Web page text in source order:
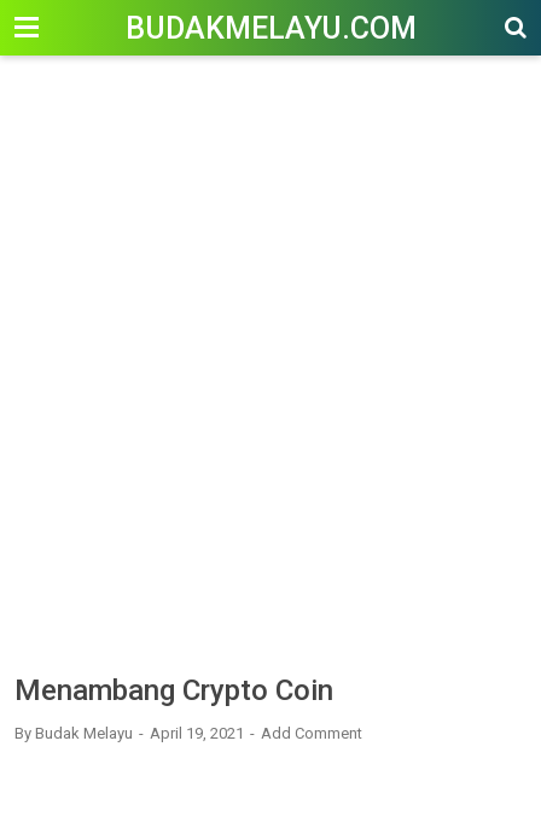
--> BUDAKMELAYU.COM
Menambang Crypto Coin
By Budak Melayu April 19, 2021 Add Comment